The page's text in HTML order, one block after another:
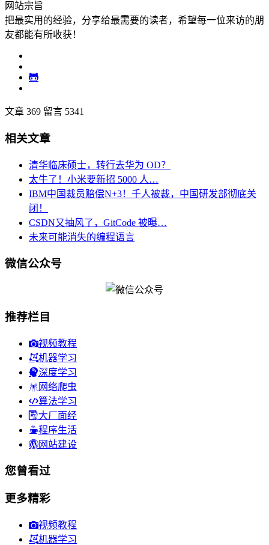
网站宗旨
把最实用的经验，分享给最需要的读者，希望每一位来访的朋
友都能有所收获！
文章 369 留言 5341
相关文章
清华临床硕士，转行去华为 OD？
太牛了！小米要新招 5000 人…
IBM中国裁员赔偿N+3！千人被裁，中国研发部彻底关
闭！
CSDN又抽风了，GitCode 被曝…
未来可能消失的编程语言
微信公众号
推荐栏目
视频教程
机器学习
深度学习
网络爬虫
算法学习
大厂面经
程序生活
网站建设
您曾看过
更多精彩
视频教程
机器学习